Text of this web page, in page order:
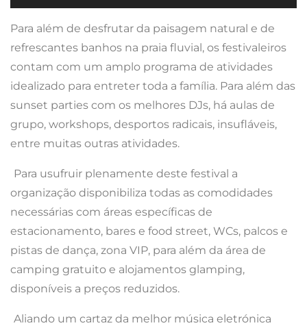
Para além de desfrutar da paisagem natural e de
refrescantes banhos na praia fluvial, os festivaleiros
contam com um amplo programa de atividades
idealizado para entreter toda a família. Para além das
sunset parties com os melhores DJs, há aulas de
grupo, workshops, desportos radicais, insufláveis,
entre muitas outras atividades.
Para usufruir plenamente deste festival a
organização disponibiliza todas as comodidades
necessárias com áreas específicas de
estacionamento, bares e food street, WCs, palcos e
pistas de dança, zona VIP, para além da área de
camping gratuito e alojamentos glamping,
disponíveis a preços reduzidos.
Aliando um cartaz da melhor música eletrónica